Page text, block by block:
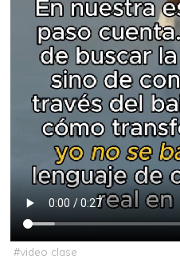
#video clase